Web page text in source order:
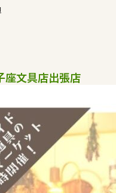
座文具店出張店